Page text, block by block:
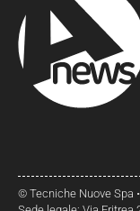
© Tecniche Nuove Spa